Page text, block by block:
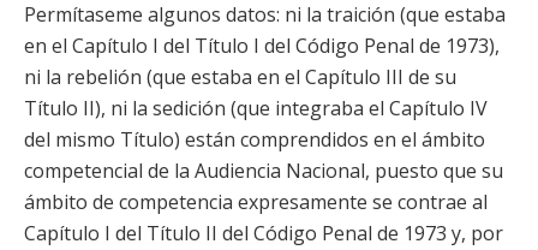
Permítaseme algunos datos: ni la traición (que estaba
en el Capítulo I del Título I del Código Penal de 1973),
ni la rebelión (que estaba en el Capítulo III de su
Título II), ni la sedición (que integraba el Capítulo IV
del mismo Título) están comprendidos en el ámbito
competencial de la Audiencia Nacional, puesto que su
ámbito de competencia expresamente se contrae al
Capítulo I del Título II del Código Penal de 1973 y, por